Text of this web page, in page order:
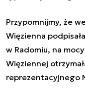
Przypomnijmy, że
Więzienna
w Radomiu, na
Więziennej
reprezentacyjnego